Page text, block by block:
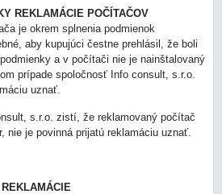
REKLAMÁCIE POČÍTAČOV
je okrem splnenia podmienok
aby kupujúci čestne prehlásil, že boli
a v počítači nie je nainštalovaný
prípade spoločnosť Info consult, s.r.o.
uznať.
s.r.o. zistí, že reklamovaný počítač
nie je povinná prijatú reklamáciu uznať.